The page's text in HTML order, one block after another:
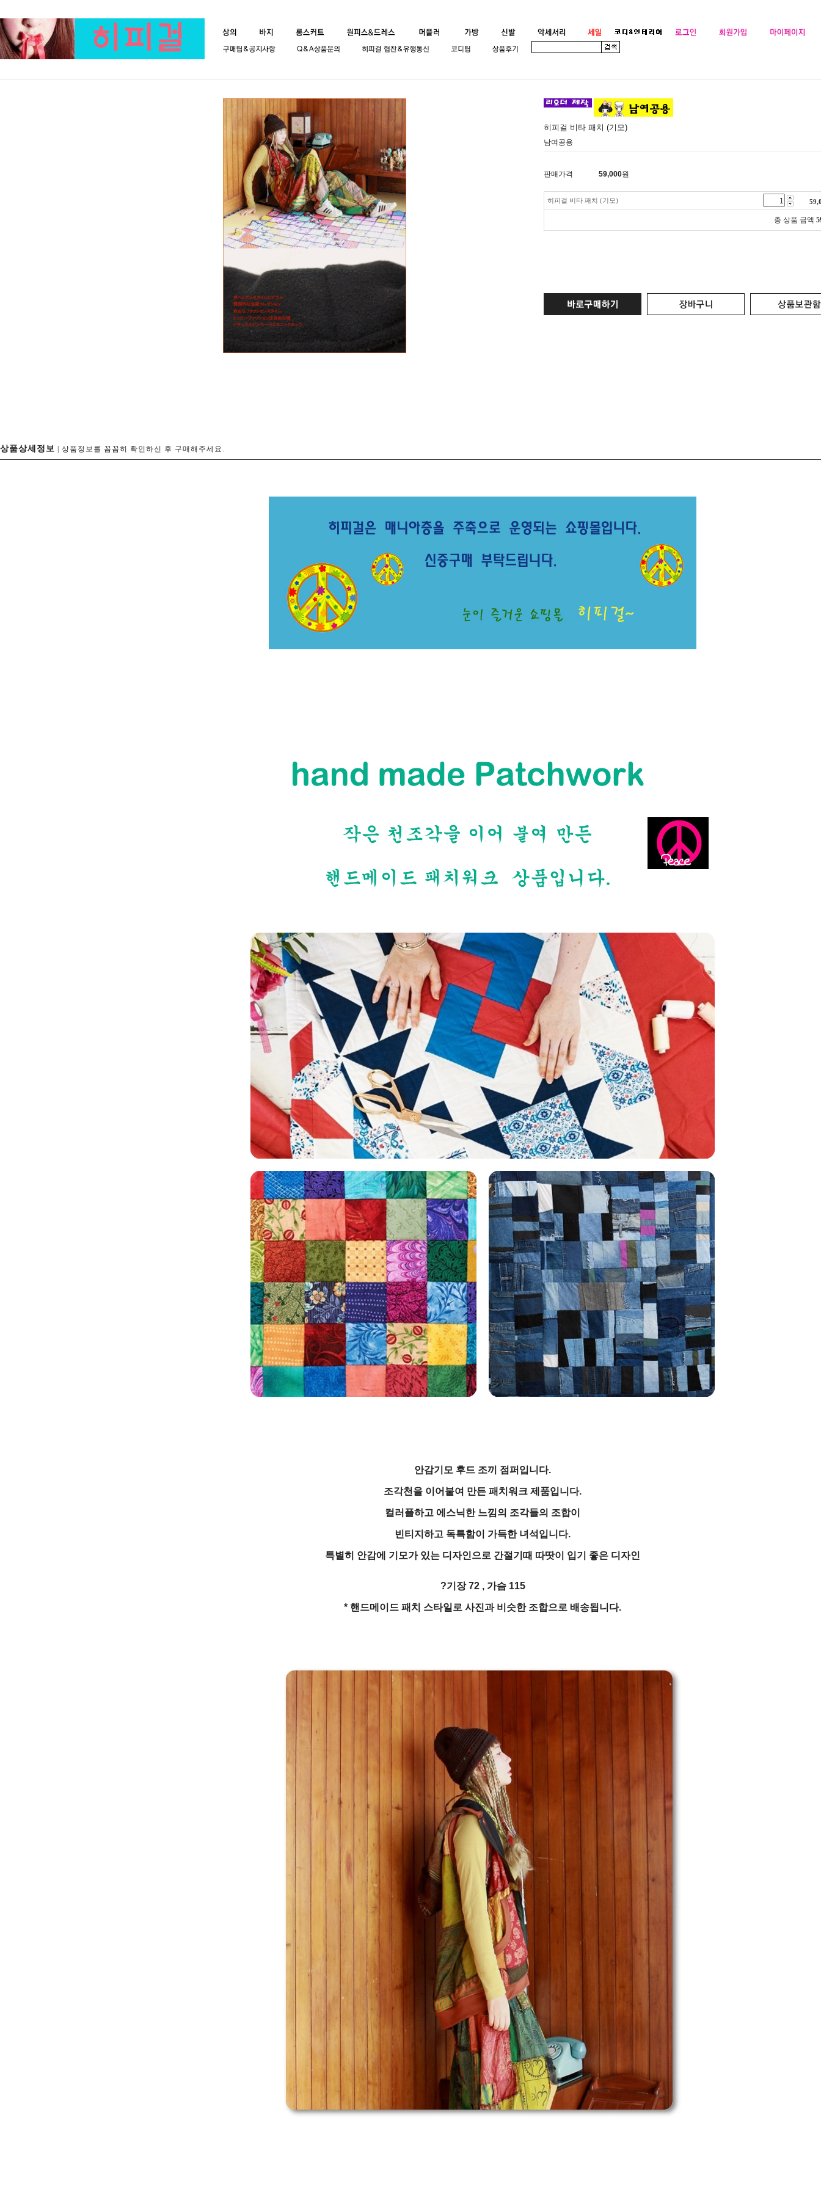
히피걸 비타 패치 (기모)
남여공용
판매가격 59,000원
히피걸 비타 패치 (기모)
총 상품 금액
상품상세정보 | 상품정보를 꼼꼼히 확인하신 후 구매해주세요.
안감기모 후드 조끼 점퍼입니다.
조각천을 이어붙여 만든 패치워크 제품입니다.
컬러플하고 에스닉한 느낌의 조각들의 조합이
빈티지하고 독특함이 가득한 녀석입니다.
특별히 안감에 기모가 있는 디자인으로 간절기때 따땃이 입기 좋은 디자인
?기장 72 , 가슴 115
* 핸드메이드 패치 스타일로 사진과 비슷한 조합으로 배송됩니다.